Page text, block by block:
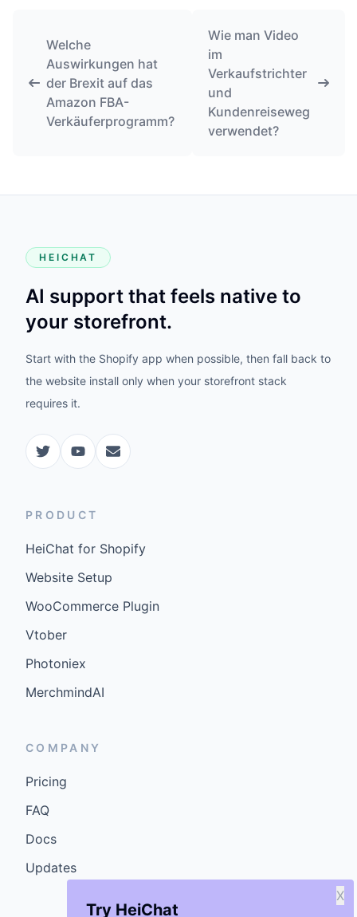
Try HeiChat
X
Welche
Auswirkungen hat
der Brexit auf das
Amazon FBA-
Verkäuferprogramm?
Wie man Video
im
Verkaufstrichter
und
Kundenreiseweg
verwendet?
HEICHAT
AI support that feels native to
your storefront.
Start with the Shopify app when possible, then fall back to
the website install only when your storefront stack
requires it.
PRODUCT
HeiChat for Shopify
Website Setup
WooCommerce Plugin
Vtober
Photoniex
MerchmindAI
COMPANY
Pricing
FAQ
Docs
Updates